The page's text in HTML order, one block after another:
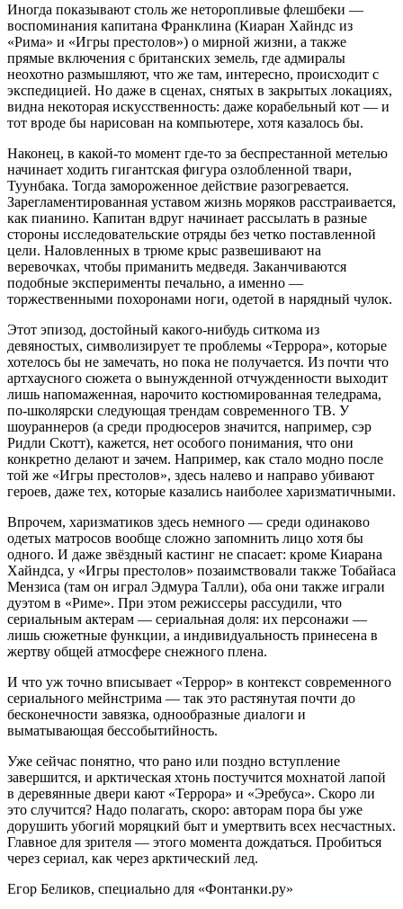
Иногда показывают столь же неторопливые флешбеки —
воспоминания капитана Франклина (Киаран Хайндс из
«Рима» и «Игры престолов») о мирной жизни, а также
прямые включения с британских земель, где адмиралы
неохотно размышляют, что же там, интересно, происходит с
экспедицией. Но даже в сценах, снятых в закрытых локациях,
видна некоторая искусственность: даже корабельный кот — и
тот вроде бы нарисован на компьютере, хотя казалось бы.
Наконец, в какой-то момент где-то за беспрестанной метелью
начинает ходить гигантская фигура озлобленной твари,
Туунбака. Тогда замороженное действие разогревается.
Зарегламентированная уставом жизнь моряков расстраивается,
как пианино. Капитан вдруг начинает рассылать в разные
стороны исследовательские отряды без четко поставленной
цели. Наловленных в трюме крыс развешивают на
веревочках, чтобы приманить медведя. Заканчиваются
подобные эксперименты печально, а именно —
торжественными похоронами ноги, одетой в нарядный чулок.
Этот эпизод, достойный какого-нибудь ситкома из
девяностых, символизирует те проблемы «Террора», которые
хотелось бы не замечать, но пока не получается. Из почти что
артхаусного сюжета о вынужденной отчужденности выходит
лишь напомаженная, нарочито костюмированная теледрама,
по-школярски следующая трендам современного ТВ. У
шоураннеров (а среди продюсеров значится, например, сэр
Ридли Скотт), кажется, нет особого понимания, что они
конкретно делают и зачем. Например, как стало модно после
той же «Игры престолов», здесь налево и направо убивают
героев, даже тех, которые казались наиболее харизматичными.
Впрочем, харизматиков здесь немного — среди одинаково
одетых матросов вообще сложно запомнить лицо хотя бы
одного. И даже звёздный кастинг не спасает: кроме Киарана
Хайндса, у «Игры престолов» позаимствовали также Тобайаса
Мензиса (там он играл Эдмура Талли), оба они также играли
дуэтом в «Риме». При этом режиссеры рассудили, что
сериальным актерам — сериальная доля: их персонажи —
лишь сюжетные функции, а индивидуальность принесена в
жертву общей атмосфере снежного плена.
И что уж точно вписывает «Террор» в контекст современного
сериального мейнстрима — так это растянутая почти до
бесконечности завязка, однообразные диалоги и
выматывающая бессобытийность.
Уже сейчас понятно, что рано или поздно вступление
завершится, и арктическая хтонь постучится мохнатой лапой
в деревянные двери кают «Террора» и «Эребуса». Скоро ли
это случится? Надо полагать, скоро: авторам пора бы уже
дорушить убогий моряцкий быт и умертвить всех несчастных.
Главное для зрителя — этого момента дождаться. Пробиться
через сериал, как через арктический лед.
Егор Беликов, специально для «Фонтанки.ру»